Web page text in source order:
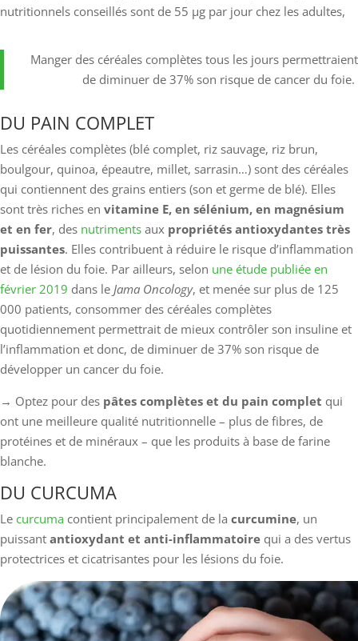
nutritionnels conseillés sont de 55 µg par jour chez les adultes,
Manger des céréales complètes tous les jours permettraient
de diminuer de 37% son risque de cancer du foie.
DU PAIN COMPLET
Les céréales complètes (blé complet, riz sauvage, riz brun,
boulgour, quinoa, épeautre, millet, sarrasin…) sont des céréales
qui contiennent des grains entiers (son et germe de blé). Elles
sont très riches en vitamine E, en sélénium, en magnésium
et en fer, des nutriments aux propriétés antioxydantes très
puissantes. Elles contribuent à réduire le risque d’inflammation
et de lésion du foie. Par ailleurs, selon une étude publiée en
février 2019 dans le Jama Oncology, et menée sur plus de 125
000 patients, consommer des céréales complètes
quotidiennement permettrait de mieux contrôler son insuline et
l’inflammation et donc, de diminuer de 37% son risque de
développer un cancer du foie.
→ Optez pour des pâtes complètes et du pain complet qui
ont une meilleure qualité nutritionnelle – plus de fibres, de
protéines et de minéraux – que les produits à base de farine
blanche.
DU CURCUMA
Le curcuma contient principalement de la curcumine, un
puissant antioxydant et anti-inflammatoire qui a des vertus
protectrices et cicatrisantes pour les lésions du foie.